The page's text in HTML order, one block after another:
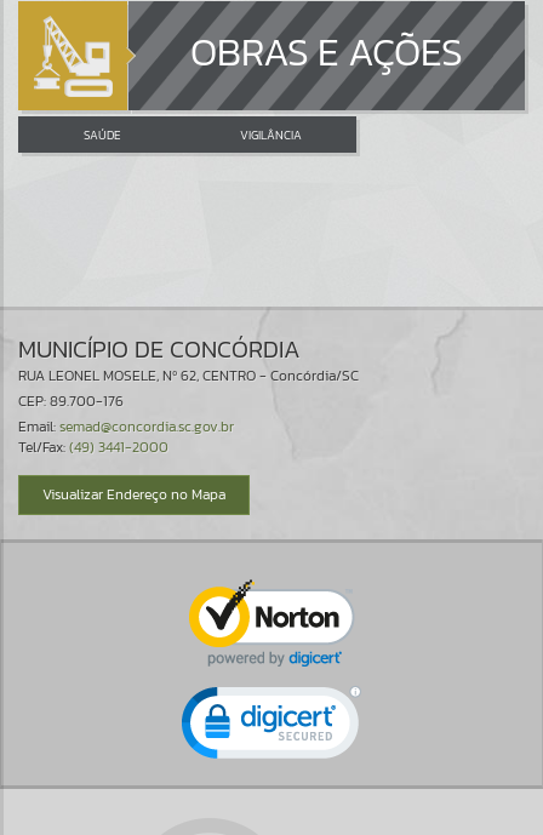
OBRAS E AÇÕES
SAÚDE VIGILÂNCIA
MUNICÍPIO DE CONCÓRDIA
RUA LEONEL MOSELE, Nº 62, CENTRO - Concórdia/SC
CEP: 89.700-176
Email:semad@concordia.sc.gov.br
Tel/Fax:(49) 3441-2000
Visualizar Endereço no Mapa